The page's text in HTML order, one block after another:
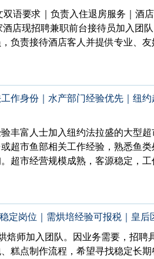
语要求｜负责入住退房服务｜酒
酒店现招聘兼职前台接待员加入团
负责接待酒店客人并提供专业、
作身份｜水产部门经验优先｜纽
丰富人士加入纽约法拉盛的大型
超市鱼部相关工作经验，熟悉鱼
超市经营规模成熟，客源稳定，
定岗位｜需烘培经验可报税｜皇后
焙师加入团队。因业务需要，招聘
糕点制作流程，希望寻找稳定长期